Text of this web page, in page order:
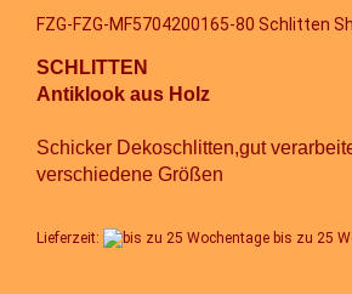
FZG-FZG-MF5704200165-80 Schlitten
SCHLITTEN
Antiklook aus Holz
Schicker Dekoschlitten,gut
verschiedene Größen
Lieferzeit: bis zu 25